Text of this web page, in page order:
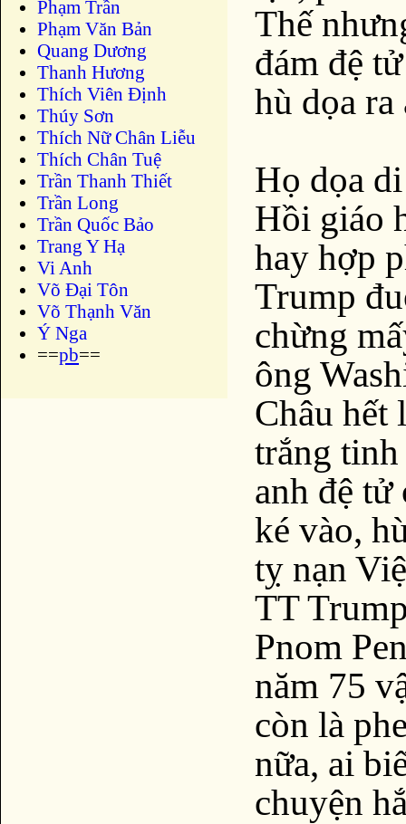
Phạm Trần
Phạm Văn Bản
Quang Dương
Thanh Hương
Thích Viên Định
Thúy Sơn
Thích Nữ Chân Liễu
Thích Chân Tuệ
Trần Thanh Thiết
Trần Long
Trần Quốc Bảo
Trang Y Hạ
Vi Anh
Võ Đại Tôn
Võ Thạnh Văn
Ý Nga
==pb==
Thế
đám đệ
hù dọa ra
Họ dọa
Hồi giáo
hay hợp
Trump
chừng
ông
Châu hết
trắng
anh đệ
ké vào,
tỵ nạn
TT
Pnom
năm 75
còn là
nữa, ai
chuyện